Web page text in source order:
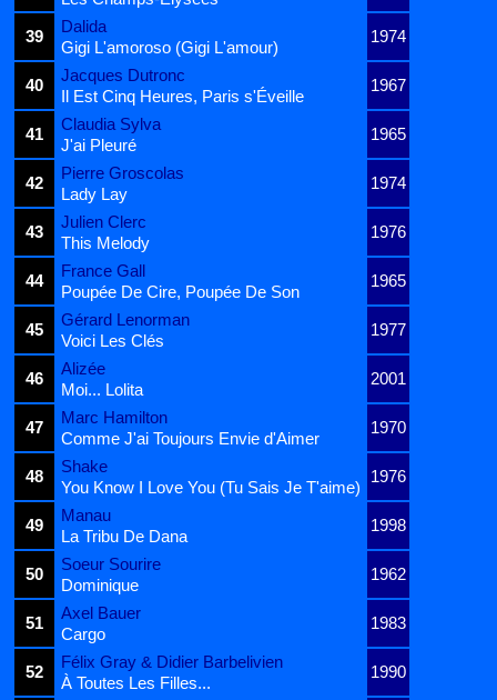
39
Dalida
1974
Gigi L'amoroso (Gigi L'amour)
40
Jacques Dutronc
1967
Il Est Cinq Heures, Paris s'Éveille
41
Claudia Sylva
1965
J'ai Pleuré
42
Pierre Groscolas
1974
Lady Lay
43
Julien Clerc
1976
This Melody
44
France Gall
1965
Poupée De Cire, Poupée De Son
45
Gérard Lenorman
1977
Voici Les Clés
46
Alizée
2001
Moi... Lolita
47
Marc Hamilton
1970
Comme J'ai Toujours Envie d'Aimer
48
Shake
1976
You Know I Love You (Tu Sais Je T'aime)
49
Manau
1998
La Tribu De Dana
50
Soeur Sourire
1962
Dominique
51
Axel Bauer
1983
Cargo
52
Félix Gray & Didier Barbelivien
1990
À Toutes Les Filles...